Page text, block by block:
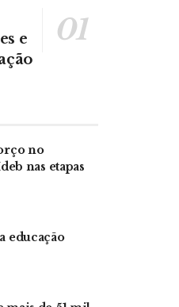
e
no
nas etapas
educação